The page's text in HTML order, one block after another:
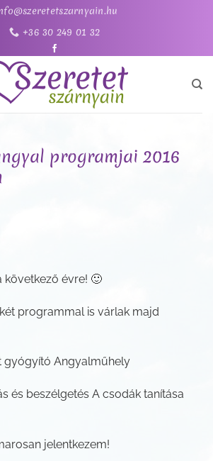
+36 30 249 01 32
programjai 2016
következő évre! 🙂
programmal is várlak majd
gyógyító Angyalműhely
és beszélgetés A csodák tanítása
jelentkezem!